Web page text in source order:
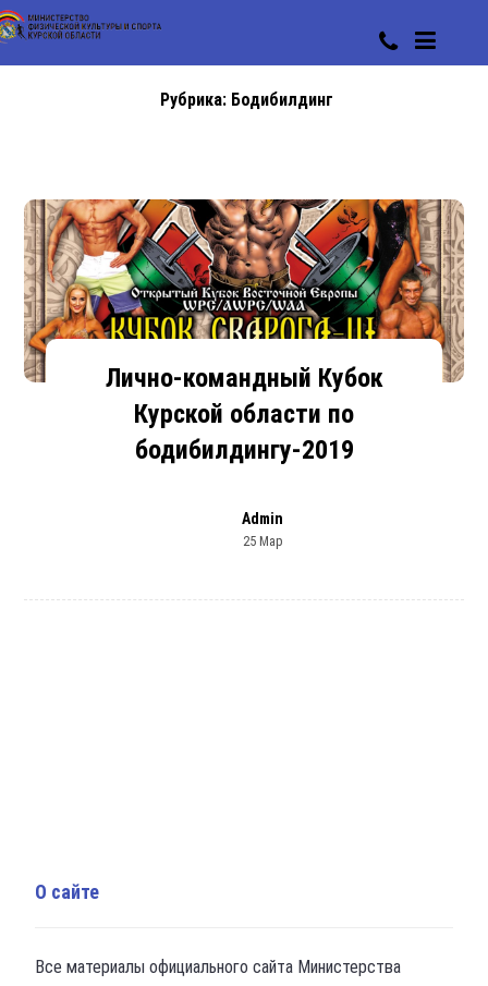
Рубрика: Бодибилдинг
Лично-командный Кубок
Курской области по
бодибилдингу-2019
Admin
25 Мар
О сайте
Все материалы официального сайта Министерства